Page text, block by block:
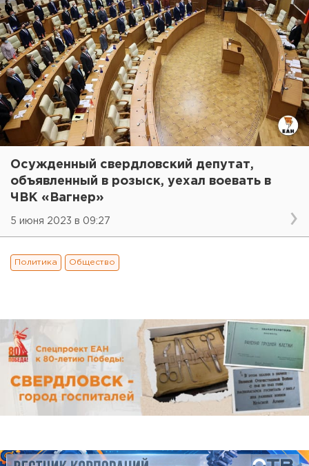
Осужденный свердловский депутат,
объявленный в розыск, уехал воевать в
ЧВК «Вагнер»
5 июня 2023 в 09:27
Политика Общество